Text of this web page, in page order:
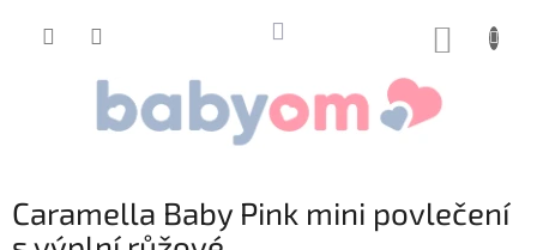
Caramella Baby Pink mini povlečení